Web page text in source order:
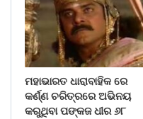
ମହାଭାରତ ଧାରାବାହିକ ରେ
କର୍ଣ୍ଣ ଚରିତ୍ରରେ ଅଭିନୟ
କରୁଥିବା ପଙ୍କଜ ଧୀର ୬୮